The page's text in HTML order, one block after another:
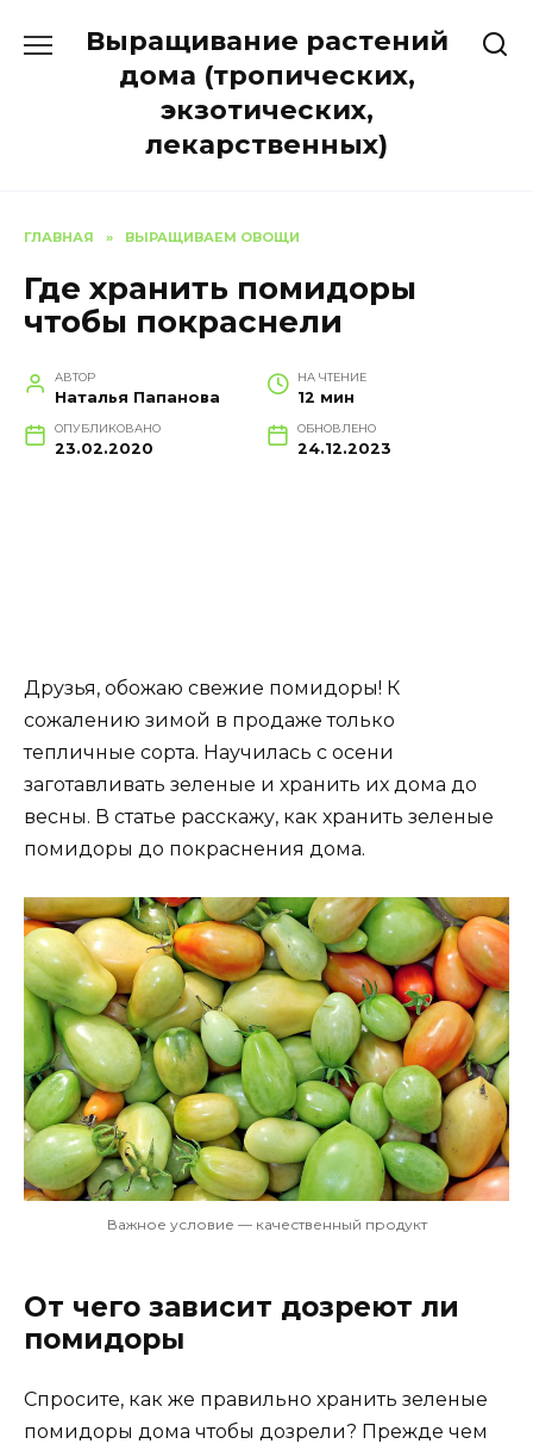
содержанию
Выращивание растений
дома (тропических,
экзотических,
лекарственных)
ГЛАВНАЯ » ВЫРАЩИВАЕМ ОВОЩИ
Где хранить помидоры
чтобы покраснели
АВТОР
Наталья Папанова
НА ЧТЕНИЕ
12 мин
ОПУБЛИКОВАНО
23.02.2020
ОБНОВЛЕНО
24.12.2023
Друзья, обожаю свежие помидоры! К
сожалению зимой в продаже только
тепличные сорта. Научилась с осени
заготавливать зеленые и хранить их дома до
весны. В статье расскажу, как хранить зеленые
помидоры до покраснения дома.
Важное условие — качественный продукт
От чего зависит дозреют ли
помидоры
Спросите, как же правильно хранить зеленые
помидоры дома чтобы дозрели? Прежде чем